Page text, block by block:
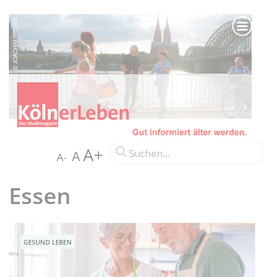
A- AA+
Essen
GESUND LEBEN